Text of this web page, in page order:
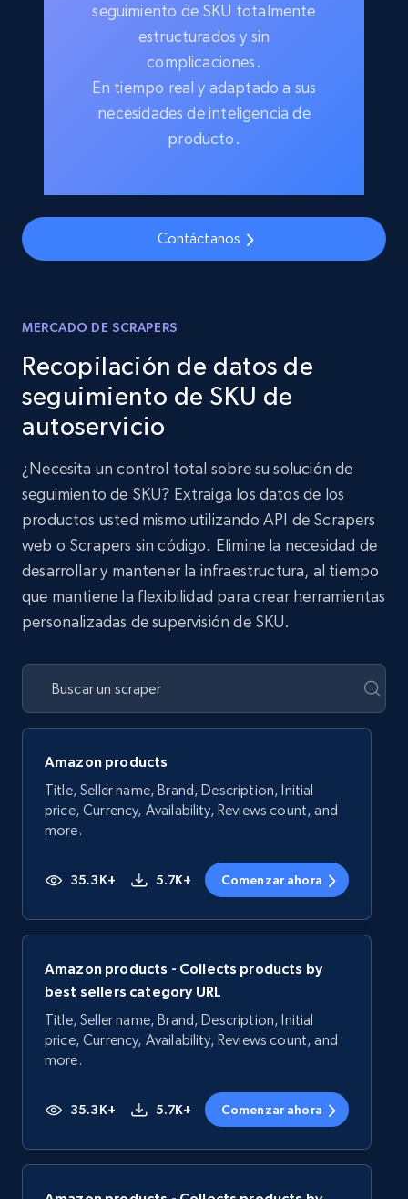
seguimiento de SKU totalmente
estructurados y sin
complicaciones.
En tiempo real y adaptado a sus
necesidades de inteligencia de
producto.
Contáctanos
MERCADO DE SCRAPERS
Recopilación de datos de
seguimiento de SKU de
autoservicio
¿Necesita un control total sobre su solución de
seguimiento de SKU? Extraiga los datos de los
productos usted mismo utilizando API de Scrapers
web o Scrapers sin código. Elimine la necesidad de
desarrollar y mantener la infraestructura, al tiempo
que mantiene la flexibilidad para crear herramientas
personalizadas de supervisión de SKU.
Amazon products
Title, Seller name, Brand, Description, Initial
price, Currency, Availability, Reviews count, and
more.
35.3K+ 5.7K+ Comenzar ahora
Amazon products - Collects products by
best sellers category URL
Title, Seller name, Brand, Description, Initial
price, Currency, Availability, Reviews count, and
more.
35.3K+ 5.7K+ Comenzar ahora